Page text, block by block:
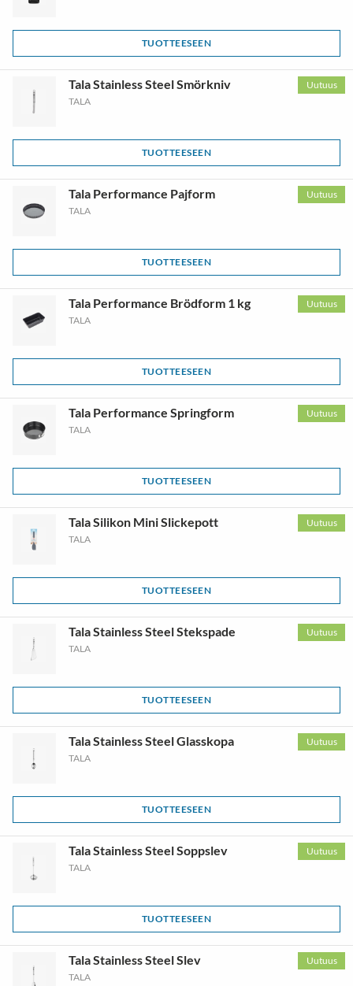
TUOTTEESEEN
Uutuus
Tala Stainless Steel Smörkniv
TALA
TUOTTEESEEN
Uutuus
Tala Performance Pajform
TALA
TUOTTEESEEN
Uutuus
Tala Performance Brödform 1 kg
TALA
TUOTTEESEEN
Uutuus
Tala Performance Springform
TALA
TUOTTEESEEN
Uutuus
Tala Silikon Mini Slickepott
TALA
TUOTTEESEEN
Uutuus
Tala Stainless Steel Stekspade
TALA
TUOTTEESEEN
Uutuus
Tala Stainless Steel Glasskopa
TALA
TUOTTEESEEN
Uutuus
Tala Stainless Steel Soppslev
TALA
TUOTTEESEEN
Uutuus
Tala Stainless Steel Slev
TALA